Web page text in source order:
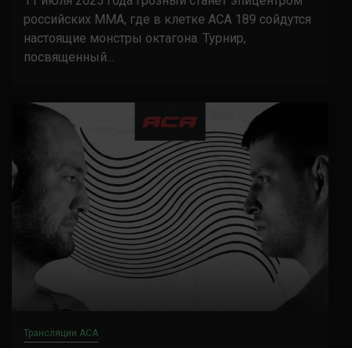
российских ММА, где в клетке ACA 189 сойдутся
настоящие монстры октагона. Турнир,
посвященный...
Трансляции ACA